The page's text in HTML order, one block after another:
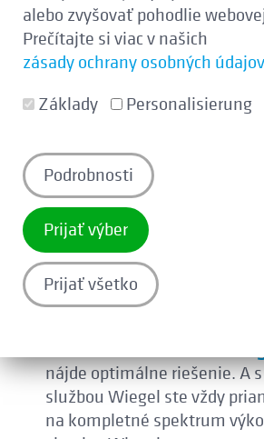
a obozretnosťou, vznikne na
špičkový výkon.
Viac než 1.800
závodoch
v Nemecku, Rakúsku, Česku a
v Slovensku robia svojim
svojim know-how zo
jednu z najvýkonnejších
zinkovní Európy.
nájde optimálne riešenie. A
službou Wiegel ste vždy
na kompletné spektrum
alebo zvyšovať pohodlie
Prečítajte si viac v našich
zásady ochrany osobných údajov
Základy
Personalisierung
Podrobnosti
Prijať výber
Prijať všetko